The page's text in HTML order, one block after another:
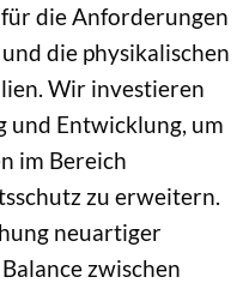
die Anforderungen
die physikalischen
Wir investieren
und Entwicklung, um
im Bereich
zu erweitern.
neuartiger
zwischen